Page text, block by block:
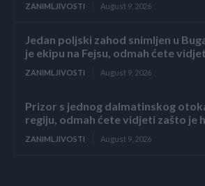
ZANIMLJIVOSTI August 9, 2026
Jedan poljski zahod snimljen u
je ekipu na Fejsu, odmah ćete
ZANIMLJIVOSTI August 9, 2026
Prizor s jednog dalmatinskog
regiju, odmah ćete vidjeti zašto je
ZANIMLJIVOSTI August 9, 2026